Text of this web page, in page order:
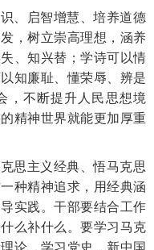
、启智增慧、培养道德
，树立崇高理想，涵养
、知兴替；学诗可以情
知廉耻、懂荣辱、辨是
，不断提升人民思想境
精神世界就能更加厚重
思主义经典、悟马克思
种精神追求，用经典涵
实践。干部要结合工作
么补什么。要学习马克